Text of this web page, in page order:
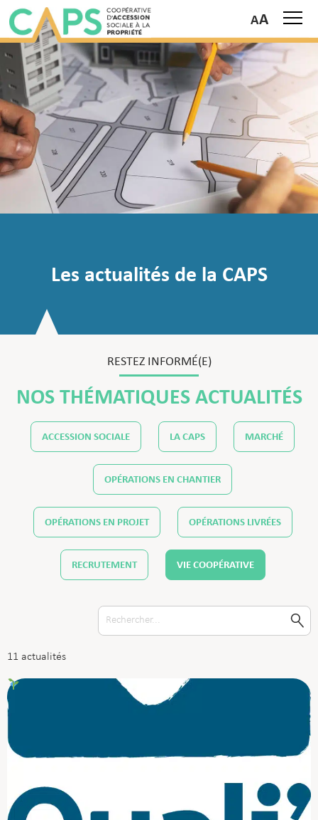
Les actualités de la CAPS
RESTEZ INFORMÉ(E)
NOS THÉMATIQUES ACTUALITÉS
ACCESSION SOCIALE LA CAPS MARCHÉ
OPÉRATIONS EN CHANTIER
OPÉRATIONS EN PROJET OPÉRATIONS LIVRÉES
RECRUTEMENT VIE COOPÉRATIVE
11 actualités
A